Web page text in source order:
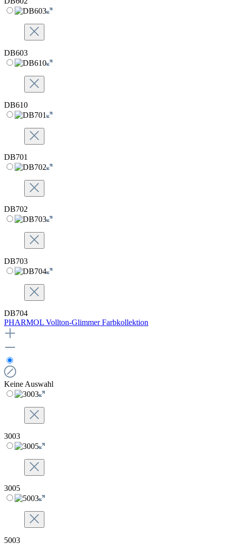
DB603
DB610
DB701
DB702
DB703
DB704
PHARMOL Vollton-Glimmer Farbkollektion
Keine Auswahl
3003
3005
5003